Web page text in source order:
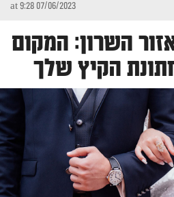
07/06/2023 at 9:28
השרון: המקום
הקיץ שלך